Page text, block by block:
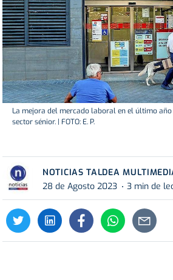
La mejora del mercado laboral en el último
sector sénior. | FOTO: E. P.
NOTICIAS TALDEA
28 de Agosto 2023
3 min de